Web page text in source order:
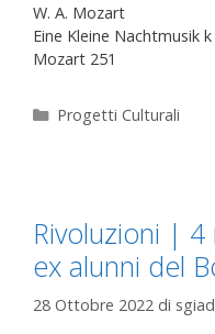
W. A. Mozart
Eine Kleine Nachtmusik
Mozart 251
Progetti Culturali
Rivoluzioni | 4
ex alunni del
28 Ottobre 2022 di